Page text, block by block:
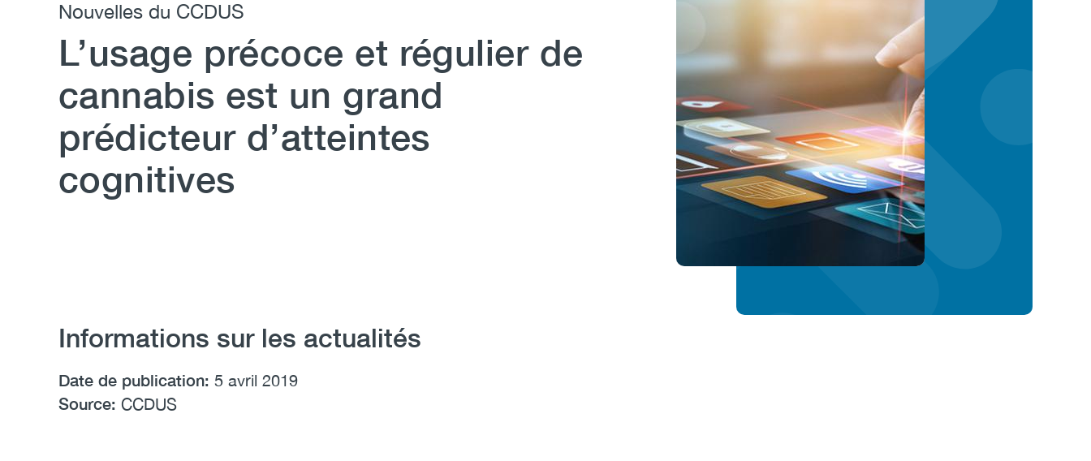
Nouvelles du CCDUS
L’usage précoce et régulier de
cannabis est un grand
prédicteur d’atteintes
cognitives
Informations sur les actualités
Date de publication: 5 avril 2019
Source: CCDUS